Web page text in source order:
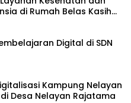
di Rumah Belas Kasih
Digital di SDN
Kampung Nelayan
Desa Nelayan Rajatama